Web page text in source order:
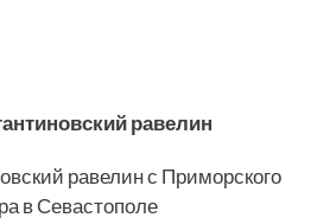
равелин